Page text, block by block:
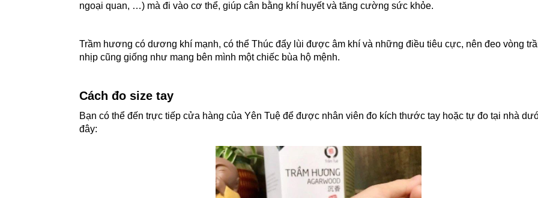
ngoại quan, …) mà đi vào cơ thể, giúp cân bằng khí huyết và tăng cường sức khỏe.
Trầm hương có dương khí mạnh, có thể Thúc đẩy lùi được âm khí và những điều tiêu cực, nên đeo vòng
nhịp cũng giống như mang bên mình một chiếc bùa hộ mệnh.
Cách đo size tay
Bạn có thể đến trực tiếp cửa hàng của Yên Tuệ để được nhân viên đo kích thước tay hoặc tự đo tại nhà
đây: